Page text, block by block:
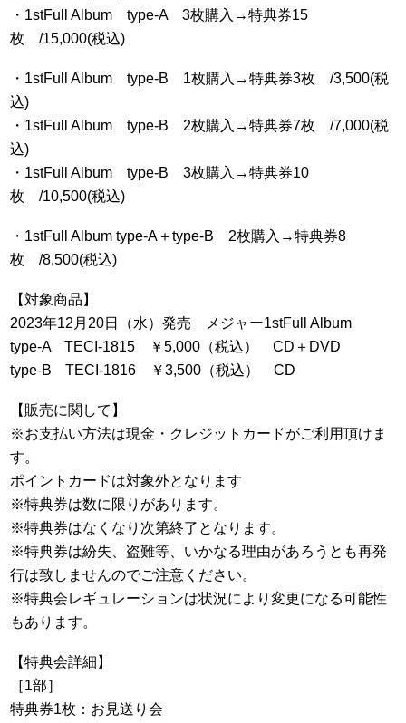
・1stFull Album type-A 3枚購入→特典券15
枚 /15,000(税込)
・1stFull Album type-B 1枚購入→特典券3枚 /3,500(税
込)
・1stFull Album type-B 2枚購入→特典券7枚 /7,000(税
込)
・1stFull Album type-B 3枚購入→特典券10
枚 /10,500(税込)
・1stFull Album type-A＋type-B 2枚購入→特典券8
枚 /8,500(税込)
【対象商品】
2023年12月20日（水）発売 メジャー1stFull Album
type-A TECI-1815 ￥5,000（税込） CD＋DVD
type-B TECI-1816 ￥3,500（税込） CD
【販売に関して】
※お支払い方法は現金・クレジットカードがご利用頂けま
す。
ポイントカードは対象外となります
※特典券は数に限りがあります。
※特典券はなくなり次第終了となります。
※特典券は紛失、盗難等、いかなる理由があろうとも再発
行は致しませんのでご注意ください。
※特典会レギュレーションは状況により変更になる可能性
もあります。
【特典会詳細】
［1部］
特典券1枚：お見送り会